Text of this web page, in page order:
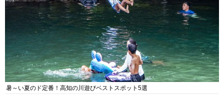
暑～い夏のド定番！高知の川遊びベストスポット5選